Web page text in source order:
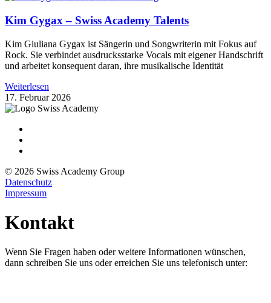
Kim Gygax – Swiss Academy Talents
Kim Giuliana Gygax ist Sängerin und Songwriterin mit Fokus auf
Rock. Sie verbindet ausdrucksstarke Vocals mit eigener Handschrift
und arbeitet konsequent daran, ihre musikalische Identität
Weiterlesen
17. Februar 2026
© 2026 Swiss Academy Group
Datenschutz
Impressum
Kontakt
Wenn Sie Fragen haben oder weitere Informationen wünschen,
dann schreiben Sie uns oder erreichen Sie uns telefonisch unter: